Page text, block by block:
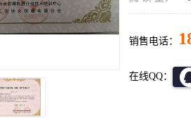
销售电话：
在线QQ：